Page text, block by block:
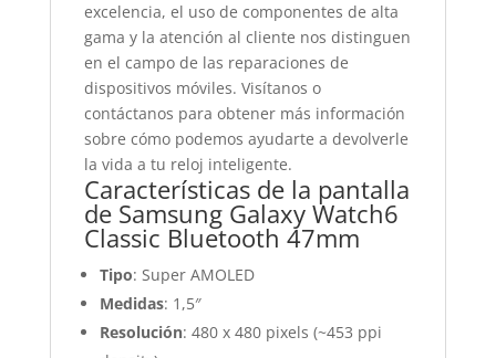
excelencia, el uso de componentes de alta
gama y la atención al cliente nos distinguen
en el campo de las reparaciones de
dispositivos móviles. Visítanos o
contáctanos para obtener más información
sobre cómo podemos ayudarte a devolverle
la vida a tu reloj inteligente.
Características de la pantalla
de Samsung Galaxy Watch6
Classic Bluetooth 47mm
Tipo: Super AMOLED
Medidas: 1,5″
Resolución: 480 x 480 pixels (~453 ppi